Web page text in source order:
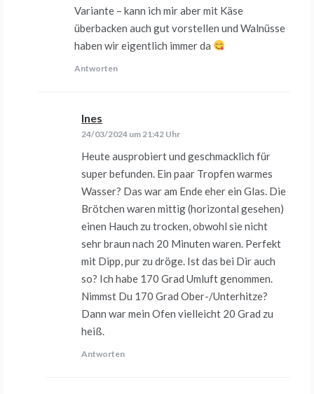
Variante – kann ich mir aber mit Käse
überbacken auch gut vorstellen und Walnüsse
haben wir eigentlich immer da
Antworten
Ines
24/03/2024 um 21:42 Uhr
Heute ausprobiert und geschmacklich für
super befunden. Ein paar Tropfen warmes
Wasser? Das war am Ende eher ein Glas. Die
Brötchen waren mittig (horizontal gesehen)
einen Hauch zu trocken, obwohl sie nicht
sehr braun nach 20 Minuten waren. Perfekt
mit Dipp, pur zu dröge. Ist das bei Dir auch
so? Ich habe 170 Grad Umluft genommen.
Nimmst Du 170 Grad Ober-/Unterhitze?
Dann war mein Ofen vielleicht 20 Grad zu
heiß.
Antworten